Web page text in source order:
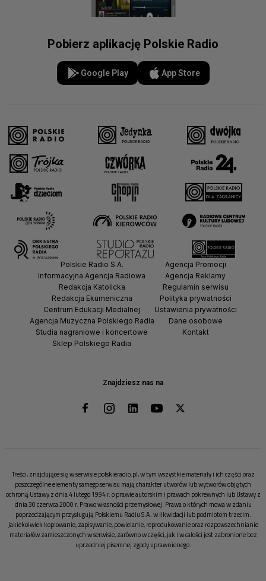
Pobierz aplikację Polskie Radio
Google Play App Store
Znajdziesz nas na
Polskie Radio S.A.
Informacyjna Agencja Radiowa
Redakcja Katolicka
Redakcja Ekumeniczna
Centrum Edukacji Medialnej
Agencja Muzyczna Polskiego Radia
Studia nagraniowe i koncertowe
Sklep Polskiego Radia
Agencja Promocji
Agencja Reklamy
Regulamin serwisu
Polityka prywatności
Ustawienia prywatności
Dane osobowe
Kontakt
Treści, znajdujące się w serwisie polskieradio.pl, w tym wszystkie materiały i ich części oraz
poszczególne elementy samego serwisu mają charakter utworów lub wytworów objętych
ochroną Ustawy z dnia 4 lutego 1994 r. o prawie autorskim i prawach pokrewnych lub Ustawy z
dnia 30 czerwca 2000 r. Prawo własności przemysłowej. Prawa o których mowa w zdaniu
poprzedzającym przysługują Polskiemu Radiu S.A. w likwidacji lub podmiotom trzecim.
Jakiekolwiek kopiowanie, zapisywanie, powielanie, reprodukowanie oraz rozpowszechnianie
materiałów zamieszczonych w serwisie, zarówno w części, jak i w całości jest zabronione bez
uprzedniej pisemnej zgody uprawnionego.